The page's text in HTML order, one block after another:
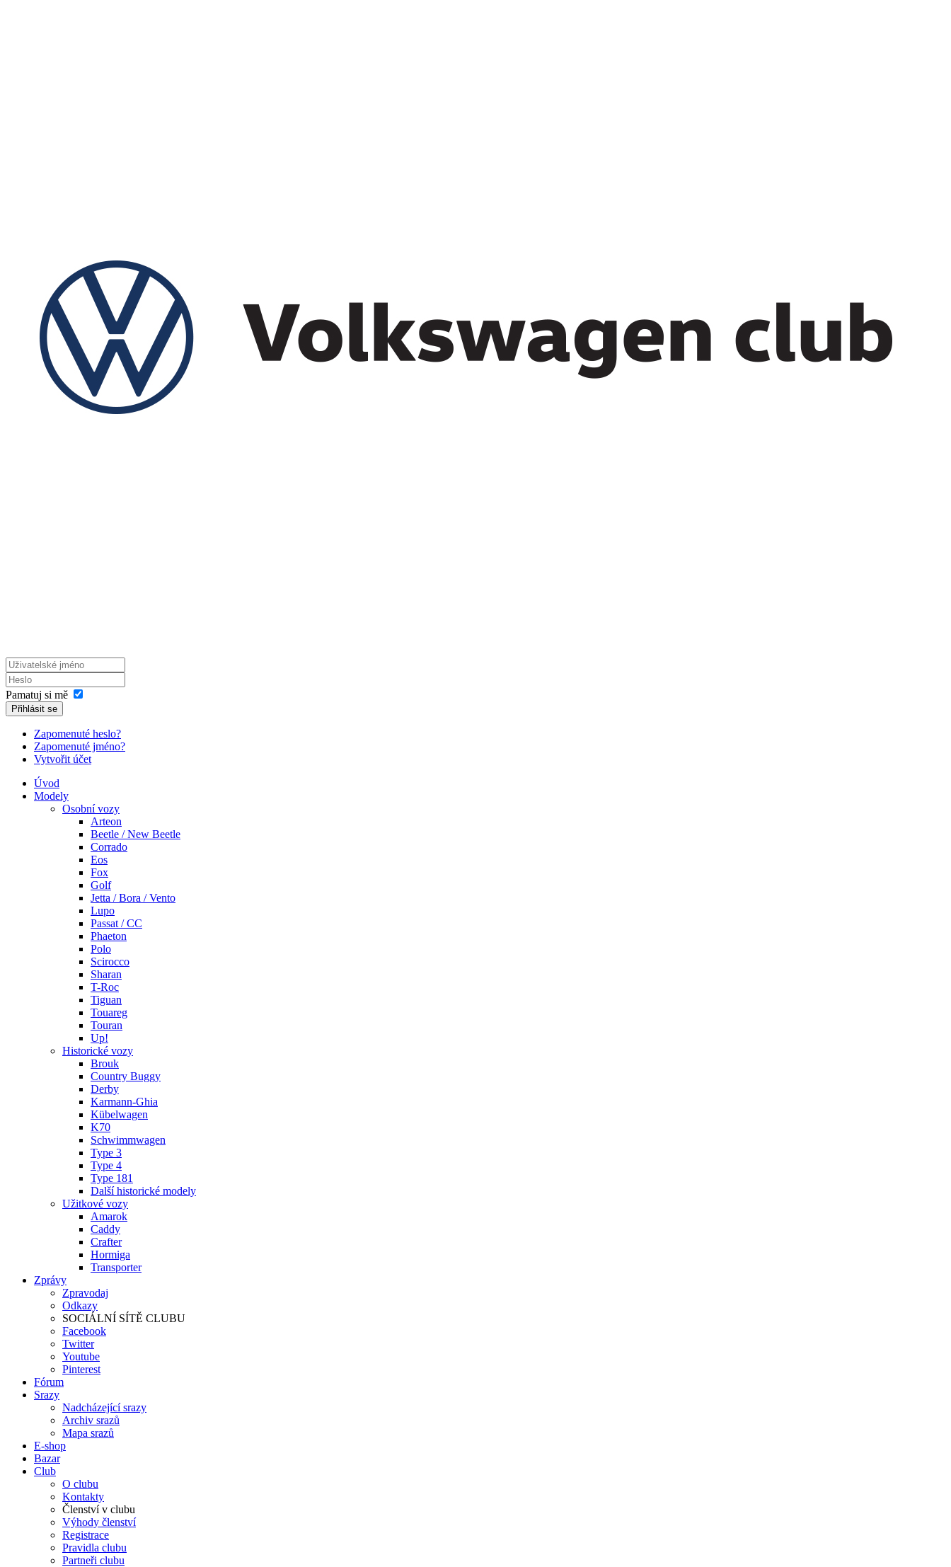
Pamatuj si mě
Přihlásit se
Zapomenuté heslo?
Zapomenuté jméno?
Vytvořit účet
Úvod
Modely
Osobní vozy
Arteon
Beetle / New Beetle
Corrado
Eos
Fox
Golf
Jetta / Bora / Vento
Lupo
Passat / CC
Phaeton
Polo
Scirocco
Sharan
T-Roc
Tiguan
Touareg
Touran
Up!
Historické vozy
Brouk
Country Buggy
Derby
Karmann-Ghia
Kübelwagen
K70
Schwimmwagen
Type 3
Type 4
Type 181
Další historické modely
Užitkové vozy
Amarok
Caddy
Crafter
Hormiga
Transporter
Zprávy
Zpravodaj
Odkazy
SOCIÁLNÍ SÍTĚ CLUBU
Facebook
Twitter
Youtube
Pinterest
Fórum
Srazy
Nadcházející srazy
Archiv srazů
Mapa srazů
E-shop
Bazar
Club
O clubu
Kontakty
Členství v clubu
Výhody členství
Registrace
Pravidla clubu
Partneři clubu